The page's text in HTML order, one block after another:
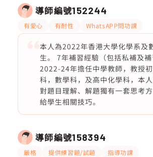
導師編號152244
有愛心 有耐性 WhatsAPP問功課
本人為2022年香港大學化學系及
生。 7年補習經驗（包括私補及
2022-24年擔任中學教師，教授
科，數學科，及高中化學科，本人
對題目理解、解題獨有一套思考
給學生相關技巧。
導師編號158394
嚴格 提供練習題/試題 指導功課